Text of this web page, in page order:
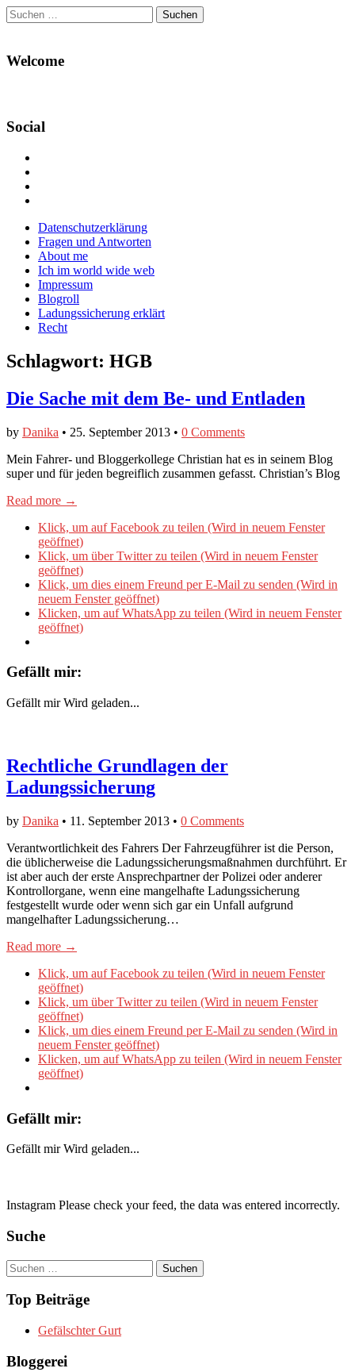
Suchen
nach:
Welcome
Social
Facebook
anzeigen
Twitter
anzeigen
auf
Instagram
anzeigen
Main
menu
Skip
content
Datenschutzerklärung
Fragen und Antworten
About me
Ich im world wide web
Impressum
Blogroll
Ladungssicherung erklärt
Recht
Schlagwort: HGB
Die Sache mit dem Be- und Entladen
by Danika • 25. September 2013 • 0 Comments
Mein Fahrer- und Bloggerkollege Christian hat es in seinem Blog
super und für jeden begreiflich zusammen gefasst. Christian’s Blog
Read more →
Klick, um auf Facebook zu teilen (Wird in neuem Fenster
geöffnet)
Klick, um über Twitter zu teilen (Wird in neuem Fenster
geöffnet)
Klick, um dies einem Freund per E-Mail zu senden (Wird in
neuem Fenster geöffnet)
Klicken, um auf WhatsApp zu teilen (Wird in neuem Fenster
geöffnet)
Gefällt mir:
Gefällt mir Wird geladen...
Rechtliche Grundlagen der
Ladungssicherung
by Danika • 11. September 2013 • 0 Comments
Verantwortlichkeit des Fahrers Der Fahrzeugführer ist die Person,
die üblicherweise die Ladungssicherungsmaßnahmen durchführt. Er
ist aber auch der erste Ansprechpartner der Polizei oder anderer
Kontrollorgane, wenn eine mangelhafte Ladungssicherung
festgestellt wurde oder wenn sich gar ein Unfall aufgrund
mangelhafter Ladungssicherung…
Read more →
Klick, um auf Facebook zu teilen (Wird in neuem Fenster
geöffnet)
Klick, um über Twitter zu teilen (Wird in neuem Fenster
geöffnet)
Klick, um dies einem Freund per E-Mail zu senden (Wird in
neuem Fenster geöffnet)
Klicken, um auf WhatsApp zu teilen (Wird in neuem Fenster
geöffnet)
Gefällt mir:
Gefällt mir Wird geladen...
Instagram Please check your feed, the data was entered incorrectly.
Suche
Suchen
nach:
Top Beiträge
Gefälschter Gurt
Bloggerei